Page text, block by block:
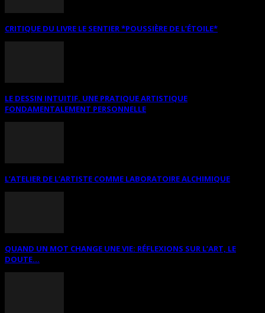
CRITIQUE DU LIVRE LE SENTIER *POUSSIÈRE DE L’ÉTOILE*
LE DESSIN INTUITIF. UNE PRATIQUE ARTISTIQUE
FONDAMENTALEMENT PERSONNELLE
L’ATELIER DE L’ARTISTE COMME LABORATOIRE ALCHIMIQUE
QUAND UN MOT CHANGE UNE VIE: RÉFLEXIONS SUR L’ART, LE
DOUTE...